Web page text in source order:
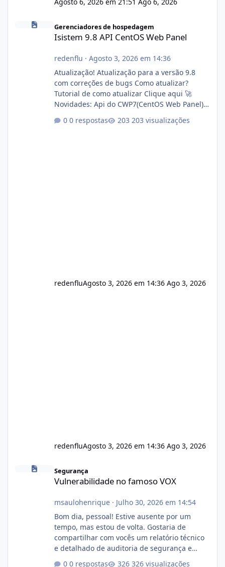
Isistem 9.8 API CentOS Web Panel
Gerenciadores de hospedagem
Isistem 9.8 API CentOS Web Panel
redenflu · Agosto 3, 2026 em 14:36
Atualização! Atualização para a versão 9.8
com correções de bugs Como atualizar?
Tutorial de como atualizar Clique aqui 🚀
Novidades: Api do CWP7(CentOS Web Panel)
autorizado a usasr o isistem:
0 respostas 203 visualizações
redenfluAgosto 3, 2026 em 14:36 Ago 3, 2026
redenfluAgosto 3, 2026 em 14:36 Ago 3, 2026
Segurança
Vulnerabilidade no famoso VOX
msaulohenrique· Julho 30, 2026 em 14:54
Bom dia, pessoal! Estive ausente por um
tempo, mas estou de volta. Gostaria de
compartilhar com vocês um relatório técnico
e detalhado de auditoria de segurança e
0 respostas 326 visualizações